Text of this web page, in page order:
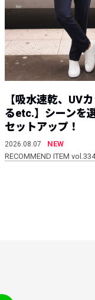
【吸水速乾、UV
るetc.】シーンを
セットアップ！
2026.08.07
NEW
RECOMMEND ITEM vol.334